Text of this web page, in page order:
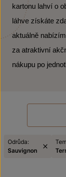
kartonu lahví o
láhve získáte
aktuálně
za atraktivní
nákupu po
Odrůda:
Sauvignon